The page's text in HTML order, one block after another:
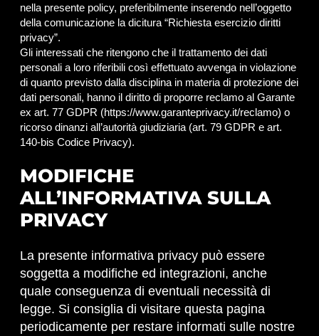
nella presente policy, preferibilmente inserendo nell’oggetto
della comunicazione la dicitura “Richiesta esercizio diritti
privacy”.
Gli interessati che ritengono che il trattamento dei dati
personali a loro riferibili così effettuato avvenga in violazione
di quanto previsto dalla disciplina in materia di protezione dei
dati personali, hanno il diritto di proporre reclamo al Garante
ex art. 77 GDPR (https://www.garanteprivacy.it/reclamo) o
ricorso dinanzi all’autorità giudiziaria (art. 79 GDPR e art.
140-bis Codice Privacy).
MODIFICHE
ALL’INFORMATIVA SULLA
PRIVACY
La presente informativa privacy può essere
soggetta a modifiche ed integrazioni, anche
quale conseguenza di eventuali necessità di
legge. Si consiglia di visitare questa pagina
periodicamente per restare informati sulle nostre